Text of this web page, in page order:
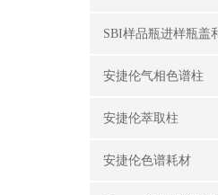
SBI样品瓶进样瓶盖
安捷伦气相色谱柱
安捷伦萃取柱
安捷伦色谱耗材